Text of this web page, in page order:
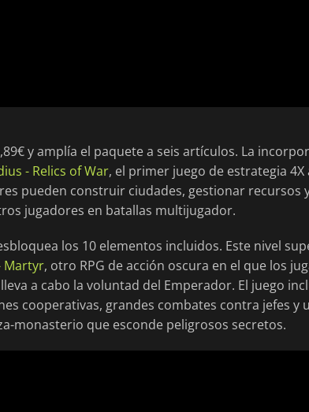
y amplía el paquete a seis artículos. La
- Relics of War, el primer juego de estrategia
pueden construir ciudades, gestionar recursos
jugadores en batallas multijugador.
los 10 elementos incluidos. Este nivel
Martyr, otro RPG de acción oscura en el que los
a cabo la voluntad del Emperador. El juego
cooperativas, grandes combates contra jefes y
monasterio que esconde peligrosos secretos.